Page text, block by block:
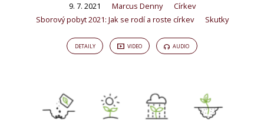
Kázání
9. 7. 2021 Marcus Denny
Církev
Sborový pobyt 2021: Jak se rodí a roste církev
Skutky
DETAILY VIDEO AUDIO